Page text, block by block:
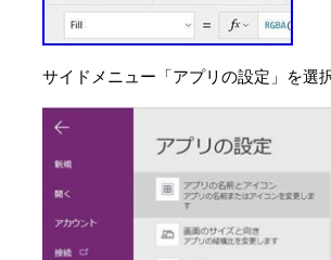
サイドメニュー「アプリの設定」を選